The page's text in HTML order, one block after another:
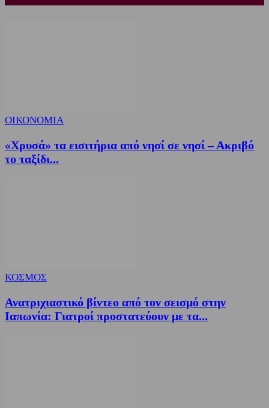
ΟΙΚΟΝΟΜΙΑ
«Χρυσά» τα εισιτήρια από νησί σε νησί – Ακριβό
το ταξίδι...
ΚΟΣΜΟΣ
Ανατριχιαστικό βίντεο από τον σεισμό στην
Ιαπωνία: Γιατροί προστατεύουν με τα...